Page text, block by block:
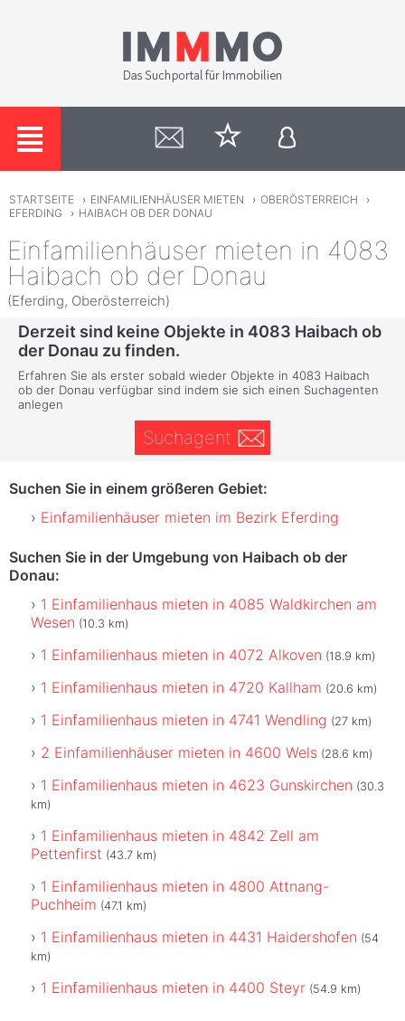
STARTSEITE › EINFAMILIENHÄUSER MIETEN › OBERÖSTERREICH
›
EFERDING
› HAIBACH OB DER DONAU
Einfamilienhäuser mieten in 4083
Haibach ob der Donau
(Eferding, Oberösterreich)
Derzeit sind keine Objekte in 4083 Haibach ob
der Donau zu finden.
Erfahren Sie als erster sobald wieder Objekte in 4083 Haibach
ob der Donau verfügbar sind indem sie sich einen Suchagenten
anlegen
Suchagent
Suchen Sie in einem größeren Gebiet:
Einfamilienhäuser mieten im Bezirk Eferding
Suchen Sie in der Umgebung von Haibach ob der
Donau:
1 Einfamilienhaus mieten in 4085 Waldkirchen am
Wesen (10.3 km)
1 Einfamilienhaus mieten in 4072 Alkoven (18.9 km)
1 Einfamilienhaus mieten in 4720 Kallham (20.6 km)
1 Einfamilienhaus mieten in 4741 Wendling (27 km)
2 Einfamilienhäuser mieten in 4600 Wels (28.6 km)
1 Einfamilienhaus mieten in 4623 Gunskirchen (30.3
km)
1 Einfamilienhaus mieten in 4842 Zell am
Pettenfirst (43.7 km)
1 Einfamilienhaus mieten in 4800 Attnang-
Puchheim (47.1 km)
1 Einfamilienhaus mieten in 4431 Haidershofen (54
km)
1 Einfamilienhaus mieten in 4400 Steyr (54.9 km)